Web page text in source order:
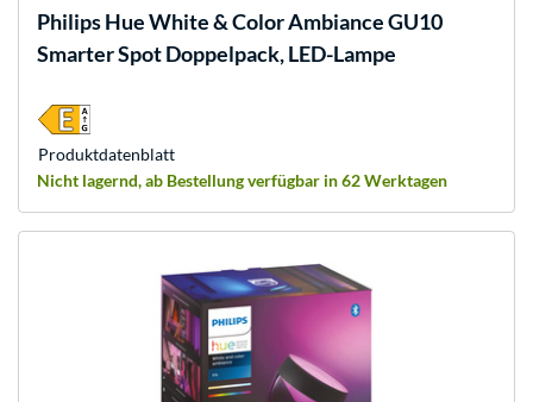
Philips HueWhite & Color Ambiance GU10
Smarter Spot Doppelpack, LED-Lampe
Nicht lagernd, ab Bestellung verfügbar in 62 Werktagen
Produkt­datenblatt